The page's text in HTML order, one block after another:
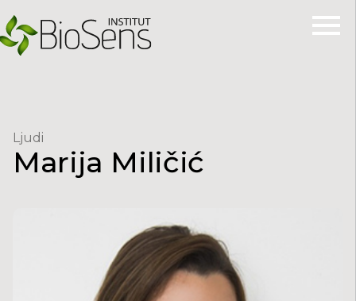
Ljudi
Marija Miličić